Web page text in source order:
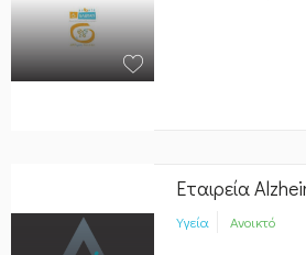
Εταιρεία
Υγεία Ανοικτό